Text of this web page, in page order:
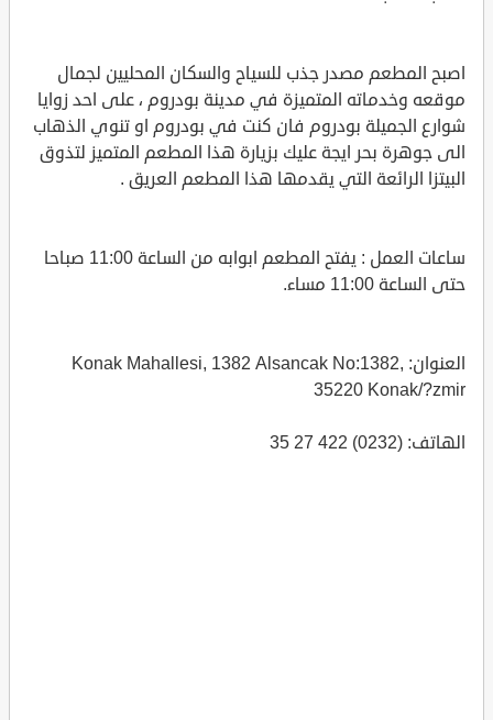
اصبح المطعم مصدر جذب للسياح والسكان المحليين لجمال
موقعه وخدماته المتميزة في مدينة بودروم ، على احد زوايا
شوارع الجميلة بودروم فان كنت في بودروم او تنوي الذهاب
الى جوهرة بحر ايجة عليك بزيارة هذا المطعم المتميز لتذوق
البيتزا الرائعة التي يقدمها هذا المطعم العريق .
ساعات العمل : يفتح المطعم ابوابه من الساعة 11:00 صباحا
حتى الساعة 11:00 مساء.
العنوان: Konak Mahallesi, 1382 Alsancak No:1382,
35220 Konak/?zmir
الهاتف: (0232) 422 27 35